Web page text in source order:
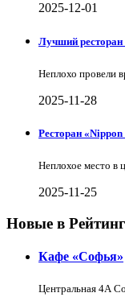
2025-12-01
Лучший ресторан
Неплохо провели
2025-11-28
Ресторан «Nippon
Неплохое место в
2025-11-25
Новые в
Кафе «Софья»
Центральная 4А